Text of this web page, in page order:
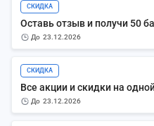
СКИДКА
Оставь отзыв и получи 50
до 23.12.2026
СКИДКА
Все акции и скидки на
до 23.12.2026